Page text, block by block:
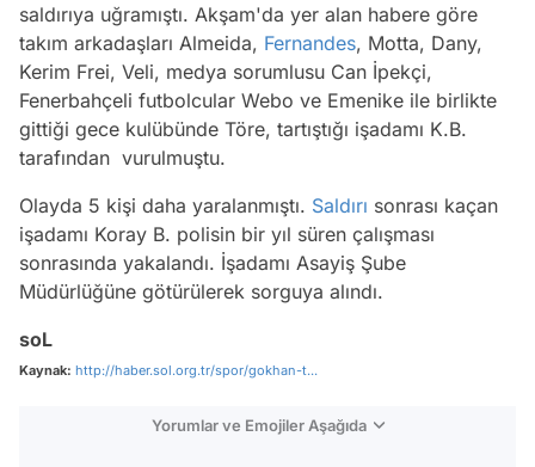
saldırıya uğramıştı. Akşam'da yer alan habere göre
takım arkadaşları Almeida, Fernandes, Motta, Dany,
Kerim Frei, Veli, medya sorumlusu Can İpekçi,
Fenerbahçeli futbolcular Webo ve Emenike ile birlikte
gittiği gece kulübünde Töre, tartıştığı işadamı K.B.
tarafından vurulmuştu.
Olayda 5 kişi daha yaralanmıştı. Saldırı sonrası kaçan
işadamı Koray B. polisin bir yıl süren çalışması
sonrasında yakalandı. İşadamı Asayiş Şube
Müdürlüğüne götürülerek sorguya alındı.
soL
Kaynak: http://haber.sol.org.tr/spor/gokhan-t...
Yorumlar ve Emojiler Aşağıda